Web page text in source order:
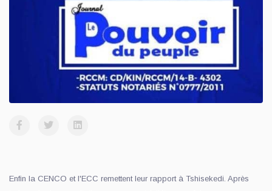
Enfin la CENCO et l'ECC remettent leur rapport à Tshisekedi. Après